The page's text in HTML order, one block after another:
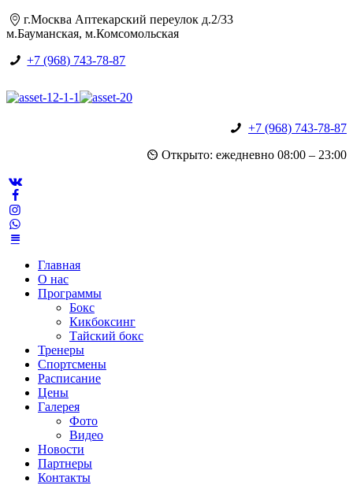
г.Москва Аптекарский переулок д.2/33
м.Бауманская, м.Комсомольская
+7 (968) 743-78-87
+7 (968) 743-78-87
Открыто: ежедневно 08:00 – 23:00
Главная
О нас
Программы
Бокс
Кикбоксинг
Тайский бокс
Тренеры
Спортсмены
Расписание
Цены
Галерея
Фото
Видео
Новости
Партнеры
Контакты